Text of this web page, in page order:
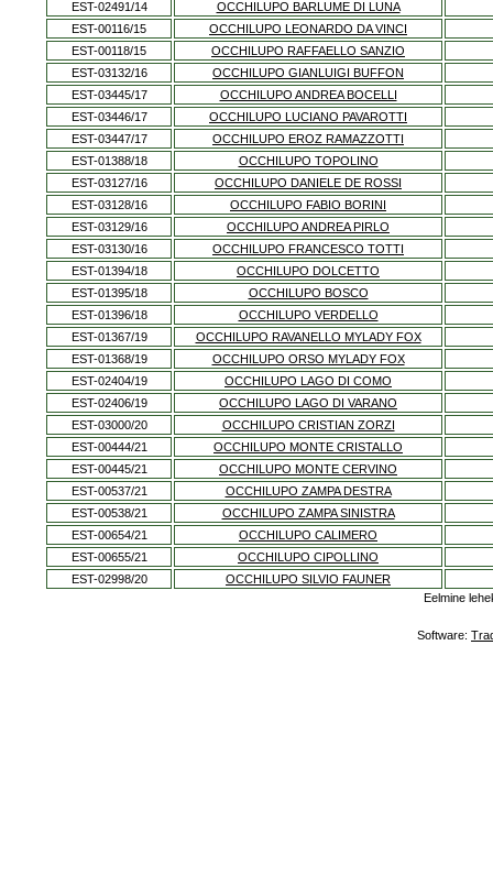
EST-02491/14
OCCHILUPO BARLUME DI LUNA
EST-00116/15
OCCHILUPO LEONARDO DA VINCI
EST-00118/15
OCCHILUPO RAFFAELLO SANZIO
EST-03132/16
OCCHILUPO GIANLUIGI BUFFON
EST-03445/17
OCCHILUPO ANDREA BOCELLI
EST-03446/17
OCCHILUPO LUCIANO PAVAROTTI
EST-03447/17
OCCHILUPO EROZ RAMAZZOTTI
EST-01388/18
OCCHILUPO TOPOLINO
EST-03127/16
OCCHILUPO DANIELE DE ROSSI
EST-03128/16
OCCHILUPO FABIO BORINI
EST-03129/16
OCCHILUPO ANDREA PIRLO
EST-03130/16
OCCHILUPO FRANCESCO TOTTI
EST-01394/18
OCCHILUPO DOLCETTO
EST-01395/18
OCCHILUPO BOSCO
EST-01396/18
OCCHILUPO VERDELLO
EST-01367/19
OCCHILUPO RAVANELLO MYLADY FOX
EST-01368/19
OCCHILUPO ORSO MYLADY FOX
EST-02404/19
OCCHILUPO LAGO DI COMO
EST-02406/19
OCCHILUPO LAGO DI VARANO
EST-03000/20
OCCHILUPO CRISTIAN ZORZI
EST-00444/21
OCCHILUPO MONTE CRISTALLO
EST-00445/21
OCCHILUPO MONTE CERVINO
EST-00537/21
OCCHILUPO ZAMPA DESTRA
EST-00538/21
OCCHILUPO ZAMPA SINISTRA
EST-00654/21
OCCHILUPO CALIMERO
EST-00655/21
OCCHILUPO CIPOLLINO
EST-02998/20
OCCHILUPO SILVIO FAUNER
Eelmine
Software: